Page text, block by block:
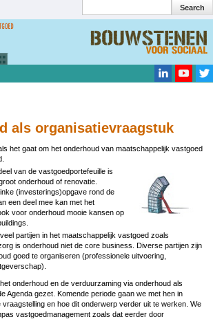
Search
als organisatievraagstuk
het gaat om het onderhoud van maatschappelijk vastgoed
van de vastgoedportefeuille is
onderhoud of renovatie.
(investerings)opgave rond de
een deel mee kan met het
voor onderhoud mooie kansen op
partijen in het maatschappelijk vastgoed zoals
is onderhoud niet de core business. Diverse partijen zijn
goed te organiseren (professionele uitvoering,
onderhoud en de verduurzaming via onderhoud als
Agenda gezet. Komende periode gaan we met hen in
en hoe dit onderwerp verder uit te werken. We
vastgoedmanagement zoals dat eerder door